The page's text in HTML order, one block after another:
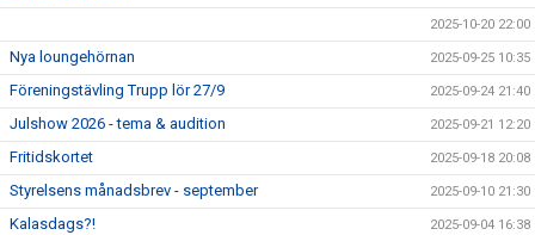
2025-10-20 22:00
Nya loungehörnan 2025-09-25 10:35
Föreningstävling Trupp lör 27/9 2025-09-24 21:40
Julshow 2026 - tema & audition 2025-09-21 12:20
Fritidskortet 2025-09-18 20:08
Styrelsens månadsbrev - september 2025-09-10 21:30
Kalasdags?! 2025-09-04 16:38